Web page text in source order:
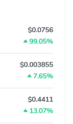
$0.0756
99.05%
$0.003855
7.65%
$0.4411
13.07%